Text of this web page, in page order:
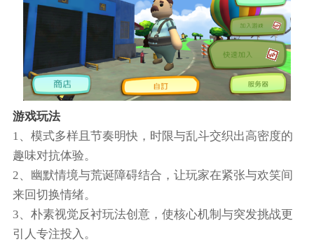
游戏玩法
1、模式多样且节奏明快，时限与乱斗交织出高密度的
趣味对抗体验。
2、幽默情境与荒诞障碍结合，让玩家在紧张与欢笑间
来回切换情绪。
3、朴素视觉反衬玩法创意，使核心机制与突发挑战更
引人专注投入。